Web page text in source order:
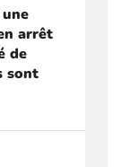
arrêt
de
sont